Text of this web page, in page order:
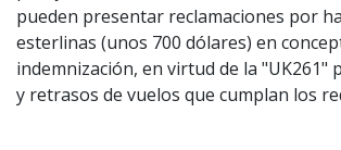
pueden presentar reclamaciones por
esterlinas (unos 700 dólares) en
indemnización, en virtud de la "UK261"
y retrasos de vuelos que cumplan los